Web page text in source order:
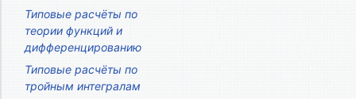
Типовые расчёты по
теории функций и
дифференцированию
Типовые расчёты по
тройным интегралам